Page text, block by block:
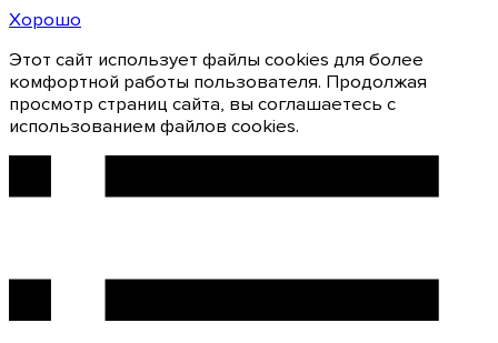
Хорошо
Этот сайт использует файлы cookies для более
комфортной работы пользователя. Продолжая
просмотр страниц сайта, вы соглашаетесь с
использованием файлов cookies.